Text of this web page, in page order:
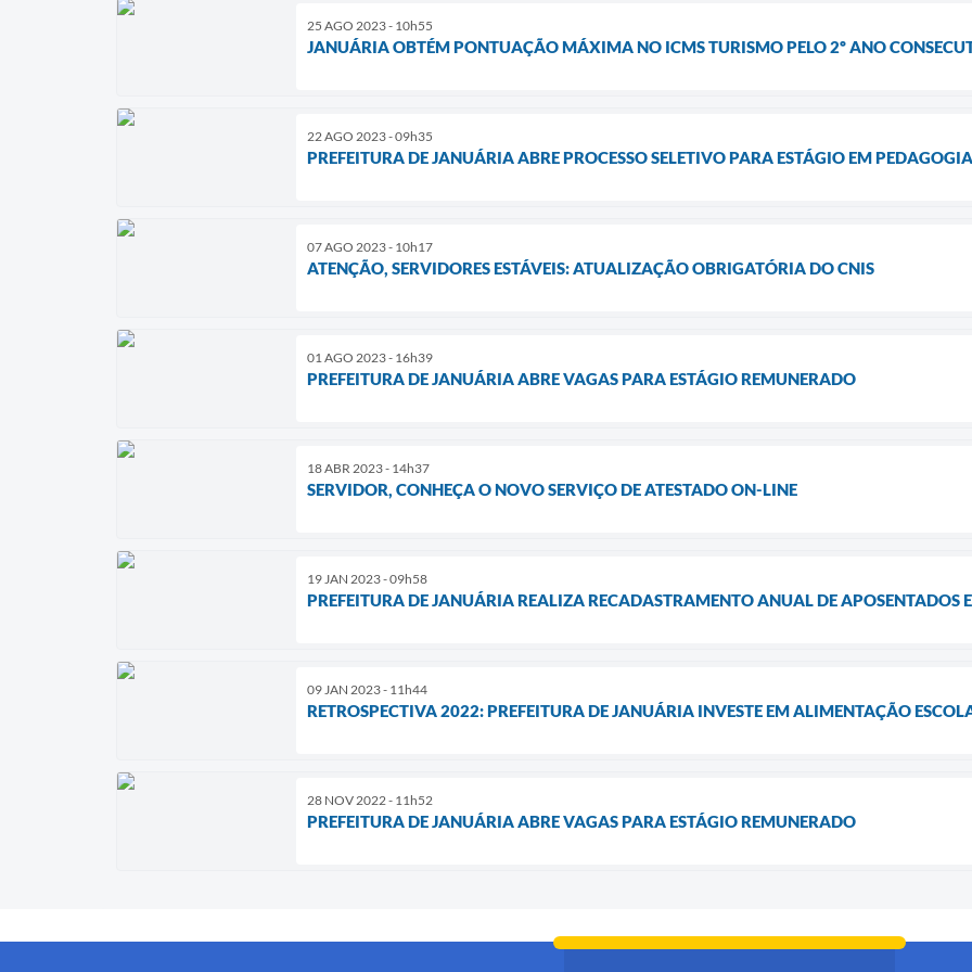
25 AGO 2023 - 10h55
JANUÁRIA OBTÉM PONTUAÇÃO MÁXIMA NO ICMS TURISMO PELO 2º ANO
22 AGO 2023 - 09h35
PREFEITURA DE JANUÁRIA ABRE PROCESSO SELETIVO PARA ESTÁGIO EM PEDAGOGIA
07 AGO 2023 - 10h17
ATENÇÃO, SERVIDORES ESTÁVEIS: ATUALIZAÇÃO OBRIGATÓRIA DO CNIS
01 AGO 2023 - 16h39
PREFEITURA DE JANUÁRIA ABRE VAGAS PARA ESTÁGIO REMUNERADO
18 ABR 2023 - 14h37
SERVIDOR, CONHEÇA O NOVO SERVIÇO DE ATESTADO ON-LINE
19 JAN 2023 - 09h58
PREFEITURA DE JANUÁRIA REALIZA RECADASTRAMENTO ANUAL DE APOSENTADOS
09 JAN 2023 - 11h44
RETROSPECTIVA 2022: PREFEITURA DE JANUÁRIA INVESTE EM ALIMENTAÇÃO
28 NOV 2022 - 11h52
PREFEITURA DE JANUÁRIA ABRE VAGAS PARA ESTÁGIO REMUNERADO